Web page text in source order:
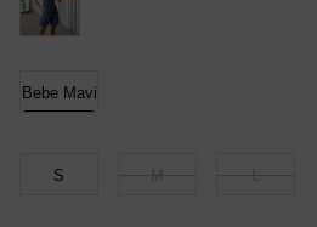
Bebe Mavi
S